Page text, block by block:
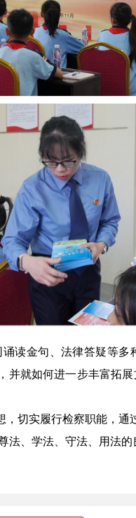
读金句、法律答疑等多
并就如何进一步丰富拓
切实履行检察职能，
、学法、守法、用法的